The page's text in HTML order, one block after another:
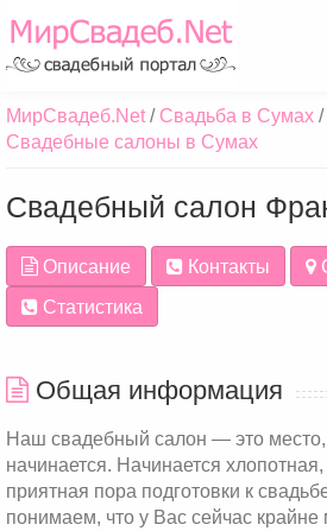
МирСвадеб.Net
Свадьба в Сумах
Свадебные салоны в Сумах
Свадебный салон
Описание Контакты
Статистика
Общая информация
Наш свадебный салон — это место,
начинается. Начинается
приятная пора подготовки к
понимаем, что у Вас сейчас крайне